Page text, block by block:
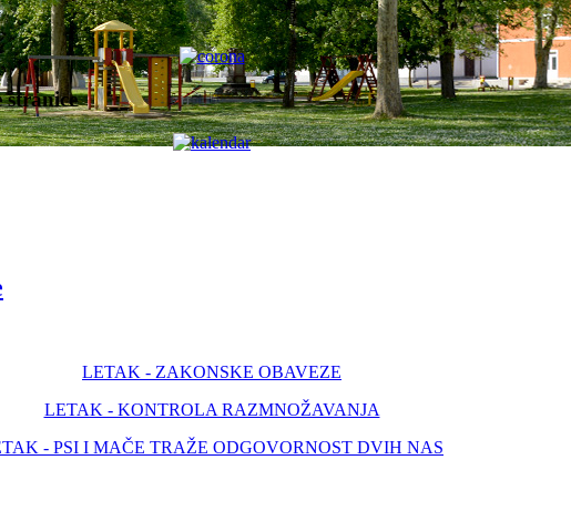
stranice
LETAK - ZAKONSKE OBAVEZE
LETAK - KONTROLA RAZMNOŽAVANJA
- PSI I MAČE TRAŽE ODGOVORNOST DVIH NAS